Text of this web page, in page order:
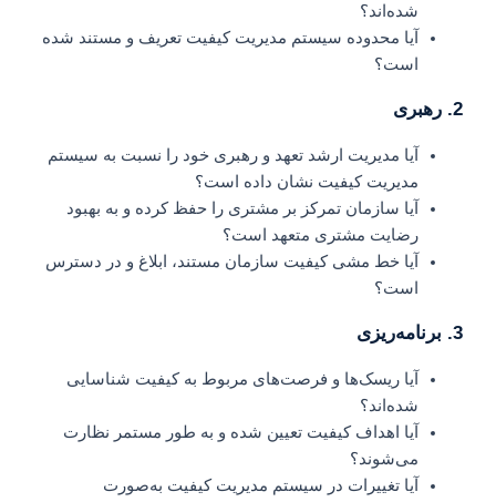
شده‌اند؟
آیا محدوده سیستم مدیریت کیفیت تعریف و مستند شده
است؟
2. رهبری
آیا مدیریت ارشد تعهد و رهبری خود را نسبت به سیستم
مدیریت کیفیت نشان داده است؟
آیا سازمان تمرکز بر مشتری را حفظ کرده و به بهبود
رضایت مشتری متعهد است؟
آیا خط مشی کیفیت سازمان مستند، ابلاغ و در دسترس
است؟
3. برنامه‌ریزی
آیا ریسک‌ها و فرصت‌های مربوط به کیفیت شناسایی
شده‌اند؟
آیا اهداف کیفیت تعیین شده و به طور مستمر نظارت
می‌شوند؟
آیا تغییرات در سیستم مدیریت کیفیت به‌صورت